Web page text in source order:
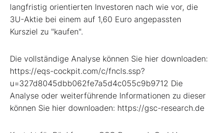
langfristig orientierten Investoren nach wie vor, die
3U-Aktie bei einem auf 1,60 Euro angepassten
Kursziel zu "kaufen".
Die vollständige Analyse können Sie hier downloaden:
https://eqs-cockpit.com/c/fncls.ssp?
u=327d8045dbb062fe7a5d4c055c9b9712 Die
Analyse oder weiterführende Informationen zu dieser
können Sie hier downloaden: https://gsc-research.de